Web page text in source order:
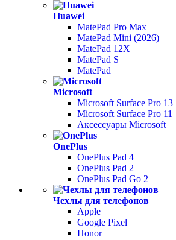
Huawei
MatePad Pro Max
MatePad Mini (2026)
MatePad 12X
MatePad S
MatePad
Microsoft
Microsoft Surface Pro 13
Microsoft Surface Pro 11
Аксессуары Microsoft
OnePlus
OnePlus Pad 4
OnePlus Pad 2
OnePlus Pad Go 2
Чехлы для телефонов
Apple
Google Pixel
Honor